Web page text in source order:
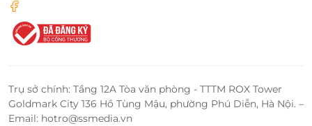
Trụ sở chính: Tầng 12A Tòa văn phòng - TTTM ROX Tower
Goldmark City 136 Hồ Tùng Mậu, phường Phú Diễn, Hà Nội. –
Email: hotro@ssmedia.vn